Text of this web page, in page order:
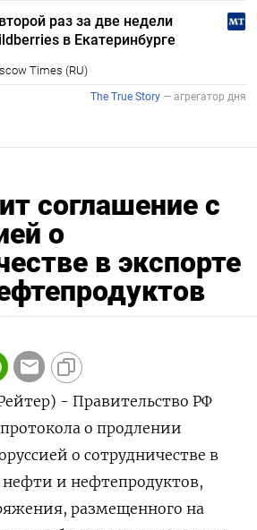
соглашение с
о
в экспорте
- Правительство РФ
о продлении
о сотрудничестве в
нефти и нефтепродуктов,
размещенного на